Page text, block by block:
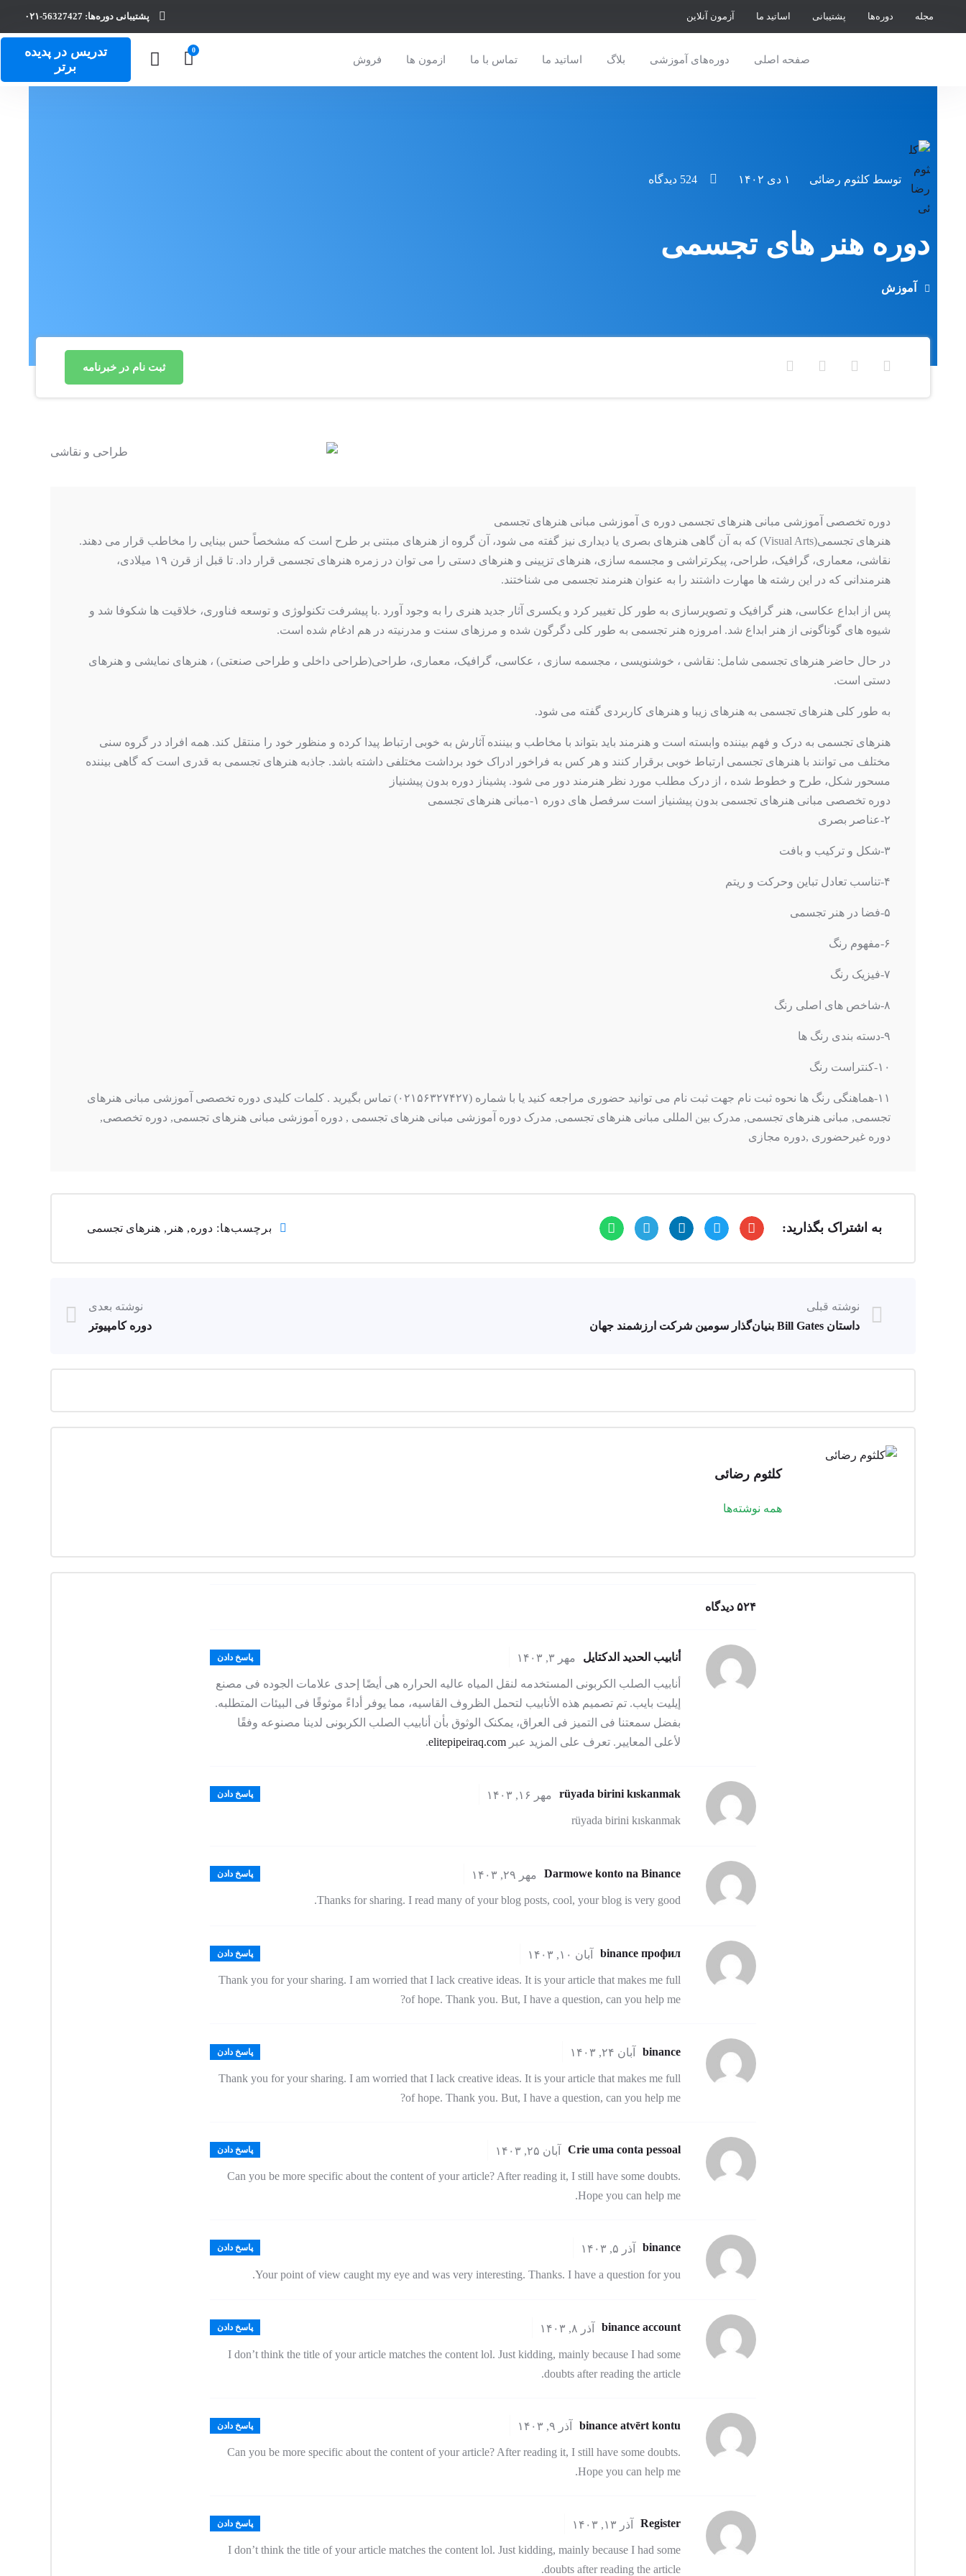
مجله دوره‌ها پشتیبانی اساتید ما آزمون آنلاین پشتیبانی دوره‌ها: 56327427-۰۲۱
صفحه اصلی دوره‌های آموزشی بلاگ اساتید ما تماس با ما ازمون ها فروش
تدریس در پدیده
برتر
توسط کلثوم رضائی ۱ دی ۱۴۰۲ 524 دیدگاه
دوره هنر های تجسمی
آموزش
ثبت نام در خبرنامه
دوره تخصصی آموزشی مبانی هنرهای تجسمی دوره ی آموزشی مبانی هنرهای تجسمی
هنرهای تجسمی(Visual Arts) که به آن گاهی هنرهای بصری یا دیداری نیز گفته می شود، آن گروه از هنرهای مبتنی بر طرح است که مشخصاً حس بینایی را مخاطب قرار می دهند.
نقاشی، معماری، گرافیک، طراحی، پیکرتراشی و مجسمه سازی، هنرهای تزیینی و هنرهای دستی را می توان در زمره هنرهای تجسمی قرار داد. تا قبل از قرن ۱۹ میلادی،
هنرمندانی که در این رشته ها مهارت داشتند را به عنوان هنرمند تجسمی می شناختند.
پس از ابداع عکاسی، هنر گرافیک و تصویرسازی به طور کل تغییر کرد و یکسری آثار جدید هنری را به وجود آورد .با پیشرفت تکنولوژی و توسعه فناوری، خلاقیت ها شکوفا شد و
شیوه های گوناگونی از هنر ابداع شد. امروزه هنر تجسمی به طور کلی دگرگون شده و مرزهای سنت و مدرنیته در هم ادغام شده است.
در حال حاضر هنرهای تجسمی شامل: نقاشی ، خوشنویسی ، مجسمه سازی ، عکاسی، گرافیک، معماری، طراحی(طراحی داخلی و طراحی صنعتی) ، هنرهای نمایشی و هنرهای
دستی است.
به طور کلی هنرهای تجسمی به هنرهای زیبا و هنرهای کاربردی گفته می شود.
هنرهای تجسمی به درک و فهم بیننده وابسته است و هنرمند باید بتواند با مخاطب و بیننده آثارش به خوبی ارتباط پیدا کرده و منظور خود را منتقل کند. همه افراد در گروه سنی
مختلف می توانند با هنرهای تجسمی ارتباط خوبی برقرار کنند و هر کس به فراخور ادراک خود برداشت مختلفی داشته باشد. جاذبه هنرهای تجسمی به قدری است که گاهی بیننده
مسحور شکل، طرح و خطوط شده ، از درک مطلب مورد نظر هنرمند دور می شود. پشیناز دوره بدون پیشنیاز
دوره تخصصی مبانی هنرهای تجسمی بدون پیشنیاز است سرفصل های دوره ۱-مبانی هنرهای تجسمی
۲-عناصر بصری
۳-شکل و ترکیب و بافت
۴-تناسب تعادل تباین وحرکت و ریتم
۵-فضا در هنر تجسمی
۶-مفهوم رنگ
۷-فیزیک رنگ
۸-شاخص های اصلی رنگ
۹-دسته بندی رنگ ها
۱۰-کنتراست رنگ
۱۱-هماهنگی رنگ ها نحوه ثبت نام جهت ثبت نام می توانید حضوری مراجعه کنید یا با شماره (۰۲۱۵۶۳۲۷۴۲۷) تماس بگیرید . کلمات کلیدی دوره تخصصی آموزشی مبانی هنرهای
تجسمی, مبانی هنرهای تجسمی, مدرک بین المللی مبانی هنرهای تجسمی, مدرک دوره آموزشی مبانی هنرهای تجسمی , دوره آموزشی مبانی هنرهای تجسمی, دوره تخصصی,
دوره غیرحضوری ,دوره مجازی
به اشتراک بگذارید: برچسب‌ها: دوره,هنر ,هنرهای تجسمی
نوشته قبلی
داستان Bill Gates بنیان‌گذار سومین شرکت ارزشمند جهان
نوشته بعدی
دوره کامپیوتر
کلثوم رضائی
همه نوشته‌ها
۵۲۴ دیدگاه
أنابيب الحديد الدكتايل مهر ۳, ۱۴۰۳ پاسخ دادن
أنابیب الصلب الکربونی المستخدمه لنقل المیاه عالیه الحراره هی أیضًا إحدى علامات الجوده فی مصنع
إیلیت بایب. تم تصمیم هذه الأنابیب لتحمل الظروف القاسیه، مما یوفر أداءً موثوقًا فی البیئات المتطلبه.
بفضل سمعتنا فی التمیز فی العراق، یمکنک الوثوق بأن أنابیب الصلب الکربونی لدینا مصنوعه وفقًا
لأعلى المعاییر. تعرف على المزید عبر elitepipeiraq.com
.
rüyada birini kıskanmak مهر ۱۶, ۱۴۰۳ پاسخ دادن
rüyada birini kıskanmak
Darmowe konto na Binance مهر ۲۹, ۱۴۰۳ پاسخ دادن
Thanks for sharing. I read many of your blog posts, cool, your blog is very good.
binance профил آبان ۱۰, ۱۴۰۳ پاسخ دادن
Thank you for your sharing. I am worried that I lack creative ideas. It is your article that makes me full
of hope. Thank you. But, I have a question, can you help me?
binance آبان ۲۴, ۱۴۰۳ پاسخ دادن
Thank you for your sharing. I am worried that I lack creative ideas. It is your article that makes me full
of hope. Thank you. But, I have a question, can you help me?
Crie uma conta pessoal آبان ۲۵, ۱۴۰۳ پاسخ دادن
Can you be more specific about the content of your article? After reading it, I still have some doubts.
Hope you can help me.
binance آذر ۵, ۱۴۰۳ پاسخ دادن
Your point of view caught my eye and was very interesting. Thanks. I have a question for you.
binance account آذر ۸, ۱۴۰۳ پاسخ دادن
I don’t think the title of your article matches the content lol. Just kidding, mainly because I had some
doubts after reading the article.
binance atvērt kontu آذر ۹, ۱۴۰۳ پاسخ دادن
Can you be more specific about the content of your article? After reading it, I still have some doubts.
Hope you can help me.
Register آذر ۱۳, ۱۴۰۳ پاسخ دادن
I don’t think the title of your article matches the content lol. Just kidding, mainly because I had some
doubts after reading the article.